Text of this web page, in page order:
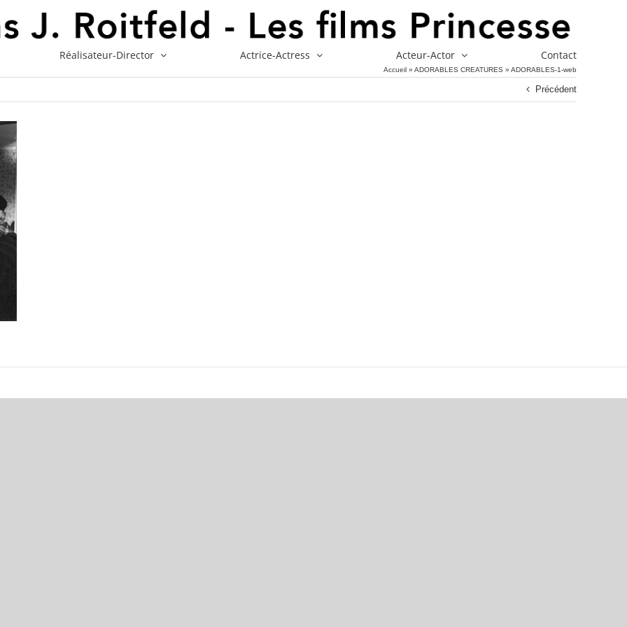
Réalisateur-Director Actrice-Actress Acteur-Actor Contact
Accueil » ADORABLES CREATURES » ADORABLES-1-web
Précédent